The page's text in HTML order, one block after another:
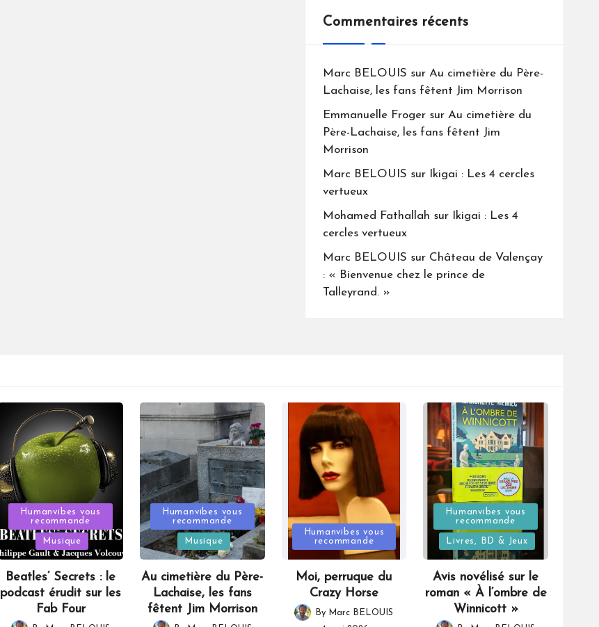
Commentaires récents
Marc BELOUIS sur Au cimetière du Père-
Lachaise, les fans fêtent Jim Morrison
Emmanuelle Frogersur Au cimetière du
Père-Lachaise, les fans fêtent Jim
Morrison
Marc BELOUIS sur
Ikigai : Les 4 cercles
vertueux
Mohamed Fathallah sur
Ikigai : Les 4
cercles vertueux
Marc BELOUIS sur Château de Valençay
: « Bienvenue chez le prince de
Talleyrand. »
Posted
in
Humanvibes vous
recommande
Musique
Beatles’ Secrets : le
podcast érudit sur les
Fab Four
Posted
in
Humanvibes vous
recommande
Musique
Au cimetière du Père-
Lachaise, les fans
fêtent Jim Morrison
Posted
in
Humanvibes vous
recommande
Moi, perruque du
Crazy Horse
Posted
By Marc BELOUIS
Posted
in
Humanvibes vous
recommande
Livres, BD & Jeux
Avis novélisé sur le
roman « À l’ombre de
Winnicott »